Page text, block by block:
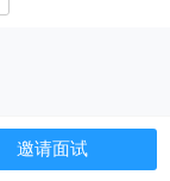
邀请面试